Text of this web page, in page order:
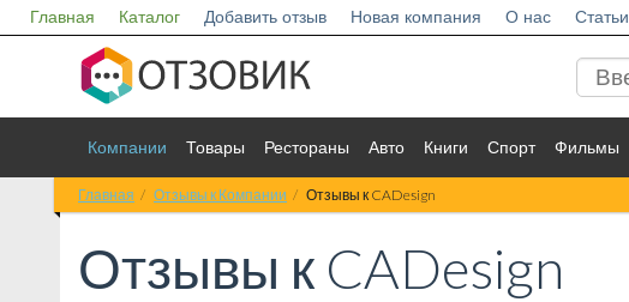
Главная Каталог Добавить отзыв Новая компания О нас Статьи
Компании Товары Рестораны Авто Книги Спорт Фильмы
Главная Отзывы к Компании Отзывы к CADesign
Отзывы к CADesign